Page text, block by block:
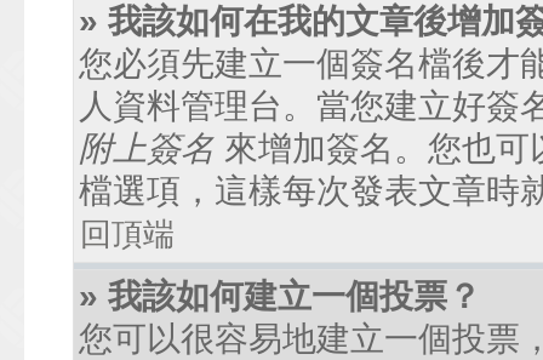
» 我該如何在我的文章後增加
您必須先建立一個簽名檔後才
人資料管理台。當您建立好簽
附上簽名 來增加簽名。您也
檔選項，這樣每次發表文章時
回頂端
» 我該如何建立一個投票？
您可以很容易地建立一個投票